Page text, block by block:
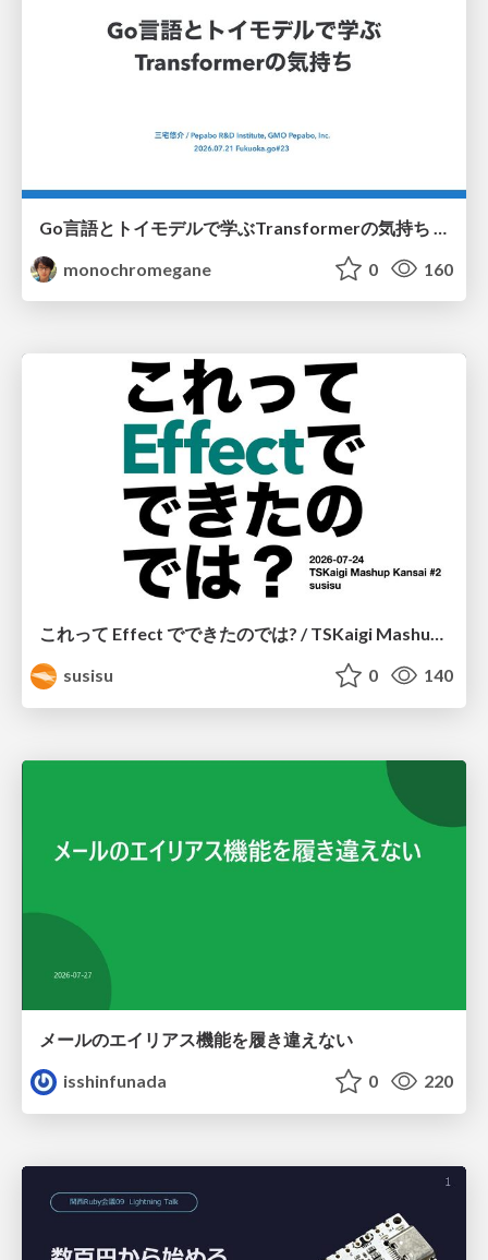
monochromegane
0 160
これって Effect でできたのでは? / TSKaigi Mashup Kansai #2
susisu
0 140
メールのエイリアス機能を履き違えない
isshinfunada
0 220